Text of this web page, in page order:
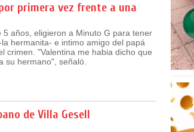
por primera vez frente a una
años, eligieron a Minuto G para tener
hermanita- e intimo amigo del papá
crimen. "Valentina me habia dicho que
su hermano", señaló.
de Villa Gesell